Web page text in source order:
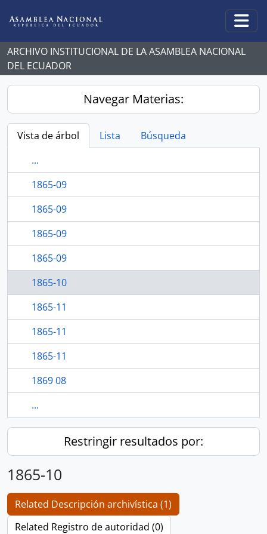
ARCHIVO INSTITUCIONAL DE LA ASAMBLEA NACIONAL
DEL ECUADOR
Navegar Materias:
Vista de árbol Lista
Búsqueda
...
1865-09
1865-09
1865-09
1865-09
1865-10
1865-11
1865-11
1865-11
1869 08
...
Restringir resultados por:
1865-10
Related Descripción archivística (1)
Related Registro de autoridad (0)